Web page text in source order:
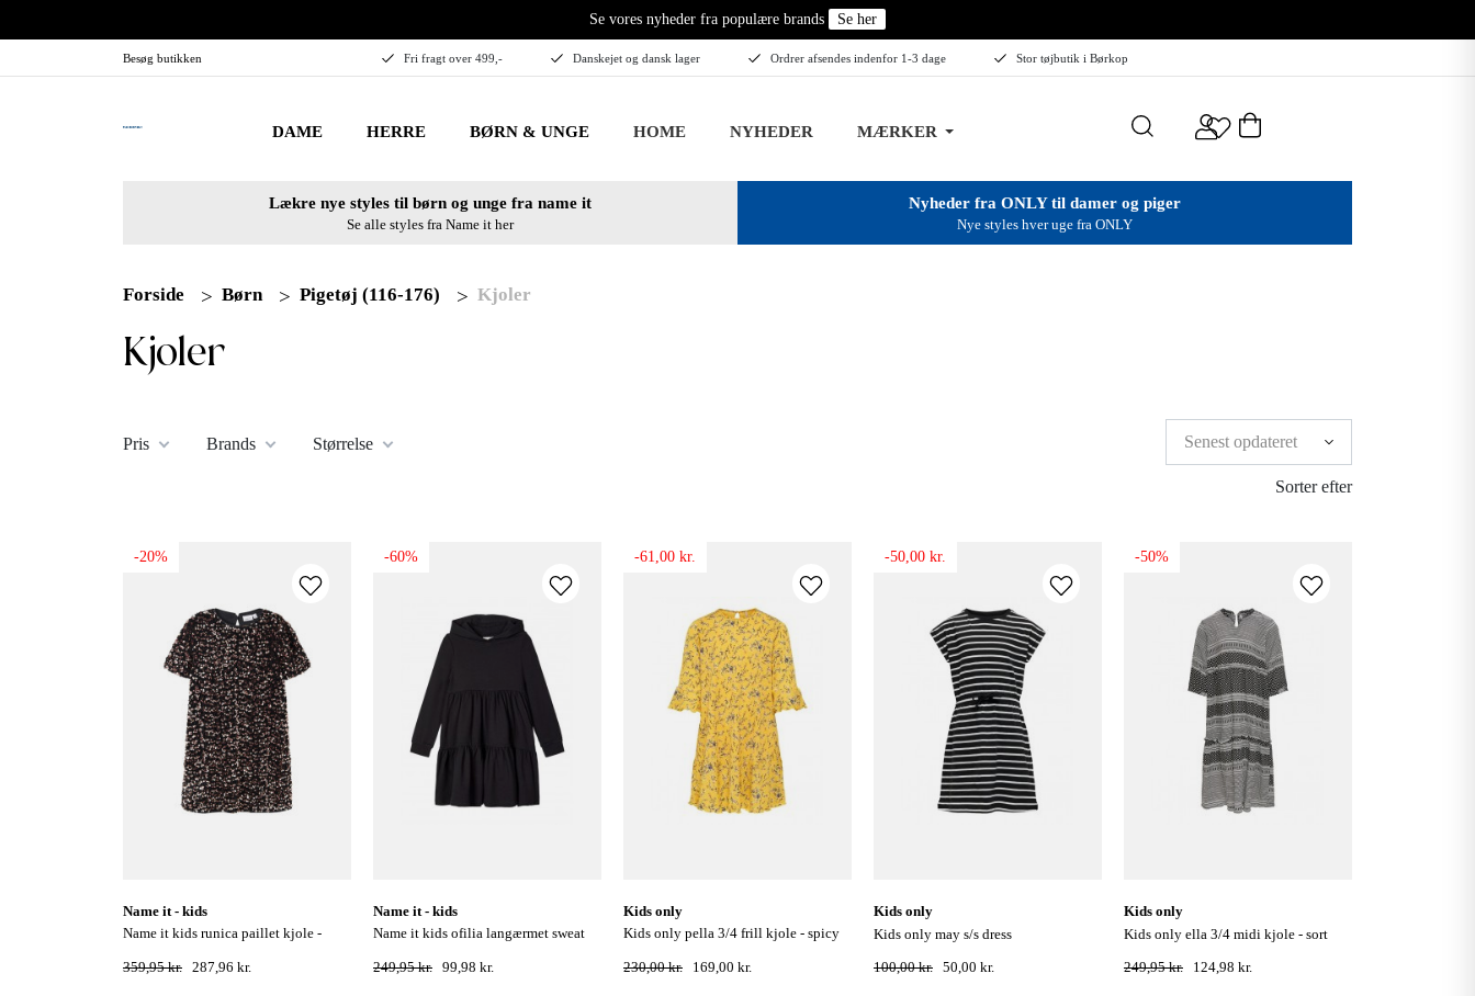
Se vores nyheder fra populære brands Se her
Besøg butikken Fri fragt over 499,- Danskejet og dansk lager Ordrer afsendes indenfor 1-3 dage Stor tøjbutik i Børkop
DAME HERRE BØRN & UNGE HOME NYHEDER MÆRKER
Lækre nye styles til børn og unge fra name it
Se alle styles fra Name it her
Nyheder fra ONLY til damer og piger
Nye styles hver uge fra ONLY
Forside Børn Pigetøj (116-176) Kjoler
Kjoler
Pris Brands Størrelse
Sorter efter
-20%
name it - kids
name it kids runica paillet kjole -
359,95 kr. 287,96 kr.
-60%
name it - kids
name it kids ofilia langærmet sweat
249,95 kr. 99,98 kr.
-61,00 kr.
kids only
kids only pella 3/4 frill kjole - spicy
230,00 kr. 169,00 kr.
-50,00 kr.
kids only
kids only may s/s dress
100,00 kr. 50,00 kr.
-50%
kids only
kids only ella 3/4 midi kjole - sort
249,95 kr.
124,98 kr.